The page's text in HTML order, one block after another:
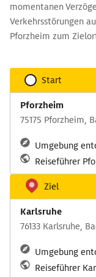
momentanen
Verkehrsstörungen
Pforzheim zum
Start
Pforzheim
75175 Pforzheim,
Umgebung
Reiseführer
Ziel
Karlsruhe
76133 Karlsruhe,
Umgebung
Reiseführer